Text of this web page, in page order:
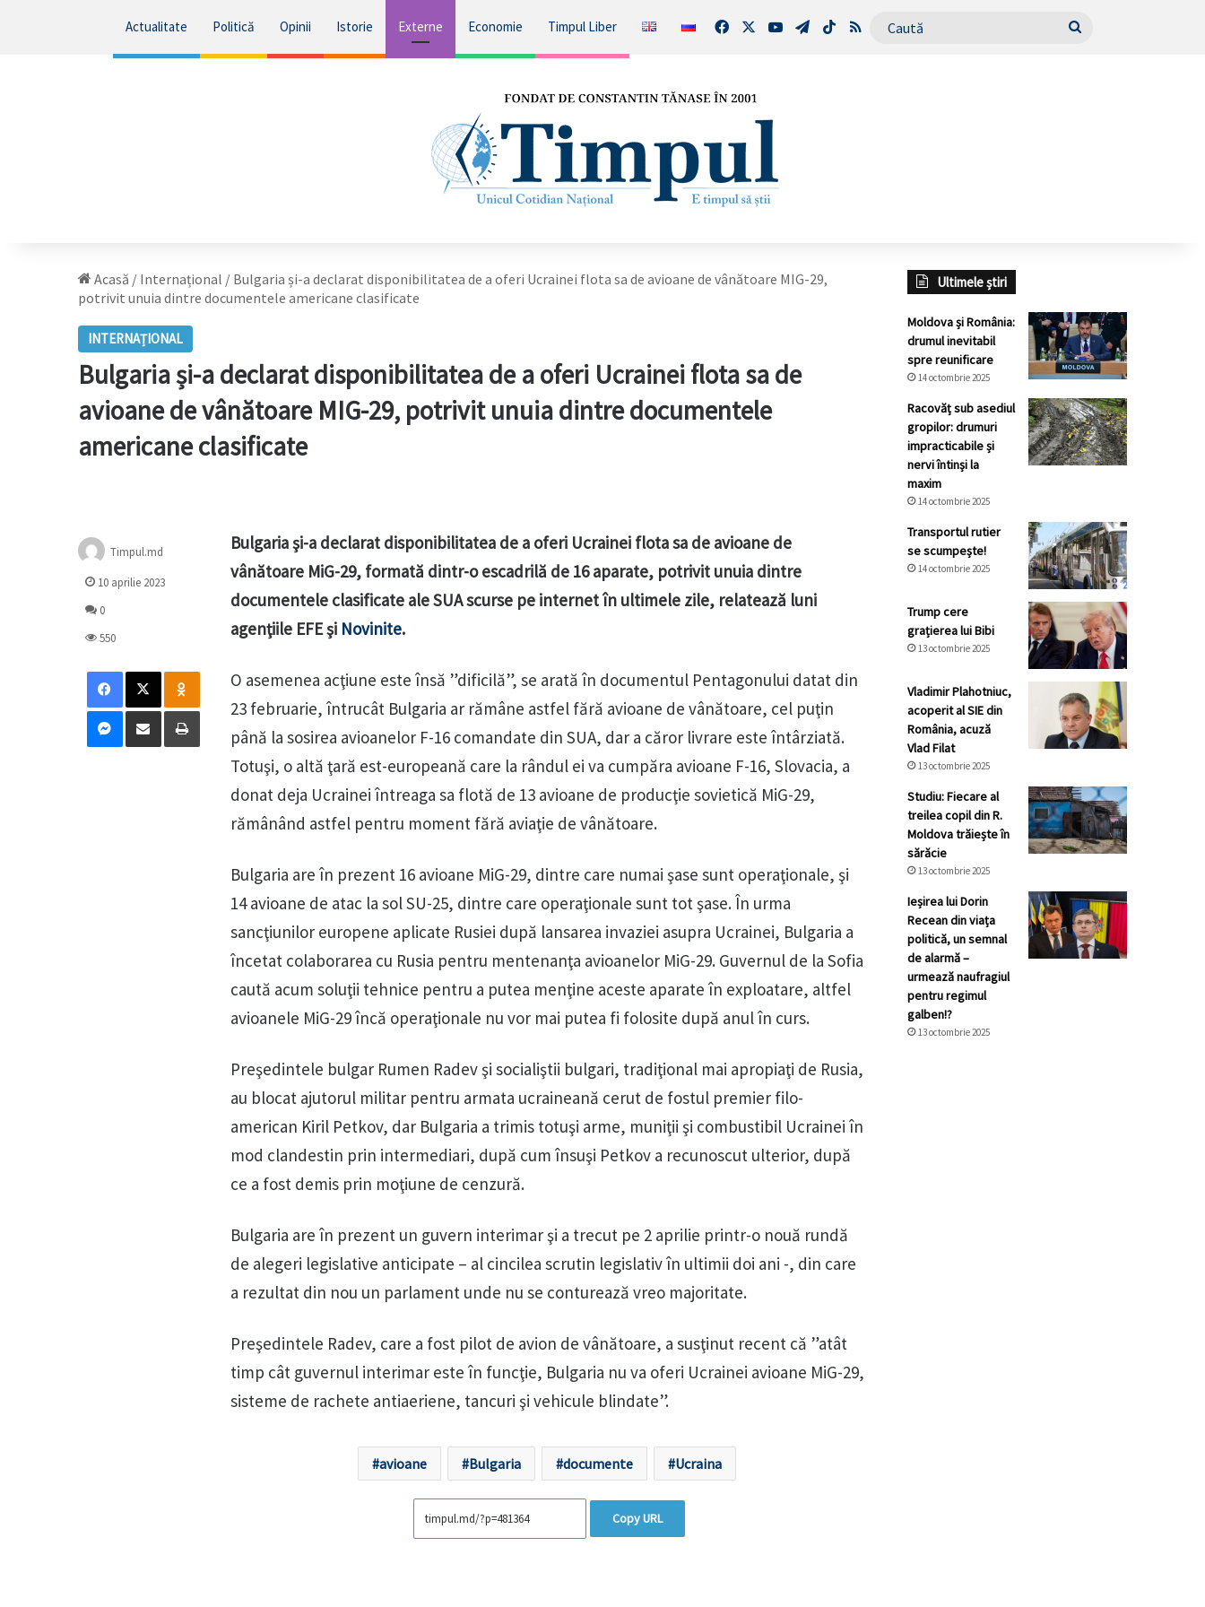
Actualitate Politică Opinii Istorie Externe Economie Timpul Liber FacebookYouTubeTelegram
TikTokRSS Caută
Acasă / Internațional / Bulgaria și-a declarat disponibilitatea de a oferi Ucrainei flota sa de avioane de vânătoare MIG-29,
potrivit unuia dintre documentele americane clasificate
INTERNAȚIONAL
Bulgaria și-a declarat disponibilitatea de a oferi Ucrainei flota sa de
avioane de vânătoare MIG-29, potrivit unuia dintre documentele
americane clasificate
Bulgaria şi-a declarat disponibilitatea de a oferi Ucrainei flota sa de avioane de
vânătoare MiG-29, formată dintr-o escadrilă de 16 aparate, potrivit unuia dintre
documentele clasificate ale SUA scurse pe internet în ultimele zile, relatează luni
agenţiile EFE şi Novinite.
O asemenea acţiune este însă ”dificilă”, se arată în documentul Pentagonului datat din
23 februarie, întrucât Bulgaria ar rămâne astfel fără avioane de vânătoare, cel puţin
până la sosirea avioanelor F-16 comandate din SUA, dar a căror livrare este întârziată.
Totuşi, o altă ţară est-europeană care la rândul ei va cumpăra avioane F-16, Slovacia, a
donat deja Ucrainei întreaga sa flotă de 13 avioane de producţie sovietică MiG-29,
rămânând astfel pentru moment fără aviaţie de vânătoare.
Bulgaria are în prezent 16 avioane MiG-29, dintre care numai şase sunt operaţionale, şi
14 avioane de atac la sol SU-25, dintre care operaţionale sunt tot şase. În urma
sancţiunilor europene aplicate Rusiei după lansarea invaziei asupra Ucrainei, Bulgaria a
încetat colaborarea cu Rusia pentru mentenanţa avioanelor MiG-29. Guvernul de la Sofia
caută acum soluţii tehnice pentru a putea menţine aceste aparate în exploatare, altfel
avioanele MiG-29 încă operaţionale nu vor mai putea fi folosite după anul în curs.
Preşedintele bulgar Rumen Radev şi socialiştii bulgari, tradiţional mai apropiaţi de Rusia,
au blocat ajutorul militar pentru armata ucraineană cerut de fostul premier filo-
american Kiril Petkov, dar Bulgaria a trimis totuşi arme, muniţii şi combustibil Ucrainei în
mod clandestin prin intermediari, după cum însuşi Petkov a recunoscut ulterior, după
ce a fost demis prin moţiune de cenzură.
Bulgaria are în prezent un guvern interimar şi a trecut pe 2 aprilie printr-o nouă rundă
de alegeri legislative anticipate – al cincilea scrutin legislativ în ultimii doi ani -, din care
a rezultat din nou un parlament unde nu se conturează vreo majoritate.
Preşedintele Radev, care a fost pilot de avion de vânătoare, a susţinut recent că ”atât
timp cât guvernul interimar este în funcţie, Bulgaria nu va oferi Ucrainei avioane MiG-29,
sisteme de rachete antiaeriene, tancuri şi vehicule blindate”.
avioane Bulgaria documente Ucraina
Copy URL
Timpul.md
10 aprilie 2023
0
550
Facebook
X Odnoklassniki
Messenger
Distribuie prin mail Tipărește
Ultimele știri
Moldova și România:
drumul inevitabil
spre reunificare
14 octombrie 2025
Racovăț sub asediul
gropilor: drumuri
impracticabile și
nervi întinși la
maxim
14 octombrie 2025
Transportul rutier
se scumpește!
14 octombrie 2025
Trump cere
grațierea lui Bibi
13 octombrie 2025
Vladimir Plahotniuc,
acoperit al SIE din
România, acuză
Vlad Filat
13 octombrie 2025
Studiu: Fiecare al
treilea copil din R.
Moldova trăiește în
sărăcie
13 octombrie 2025
Ieșirea lui Dorin
Recean din viața
politică, un semnal
de alarmă –
urmează naufragiul
pentru regimul
galben!?
13 octombrie 2025